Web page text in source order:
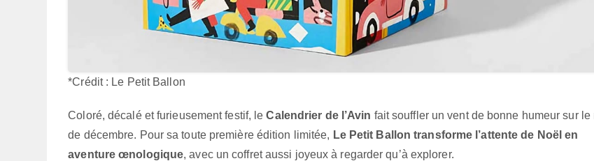
*Crédit : Le Petit Ballon
Coloré, décalé et furieusement festif, leCalendrier de l’Avin fait souffler un vent de bonne humeur sur le
de décembre. Pour sa toute première édition limitée, Le Petit Ballon transforme l’attente de Noël en
aventure œnologique, avec un coffret aussi joyeux à regarder qu’à explorer.